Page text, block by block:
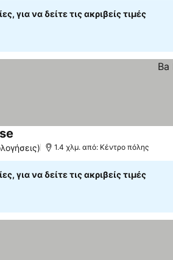
για να δείτε τις ακριβείς τιμές
1.4 χλμ. από: Κέντρο πόλης
για να δείτε τις ακριβείς τιμές